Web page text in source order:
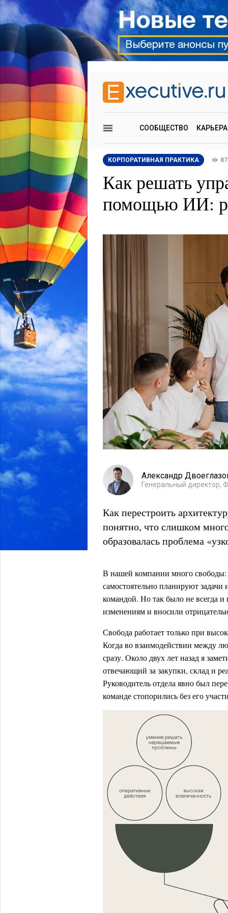
СООБЩЕСТВО КАРЬЕРА
КОРПОРАТИВНАЯ ПРАКТИКА
Как решать
помощью ИИ:
Александр
Генеральный директор,
Как перестроить
понятно, что слишком
образовалась проблема
В нашей компании много свободы:
самостоятельно планируют
командой. Но так было не всегда и
изменениям и вносили
Свобода работает только при
Когда во взаимодействии между
сразу. Около двух лет назад я
отвечающий за закупки, склад и
Руководитель отдела явно был
команде стопорились без его